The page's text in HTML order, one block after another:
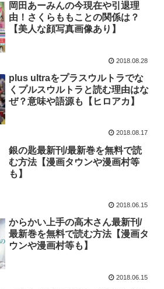
岡田あーみんの今現在や引退理
由！さくらももことの関係は？
【美人な顔写真画像あり】
2018.08.28
plus ultraをプラスウルトラでな
くプルスウルトラと読む理由はな
ぜ？意味や語源も【ヒロアカ】
2018.08.17
銀の匙最新刊/最新巻を無料で読
む方法【漫画タウンや漫画村等
も】
2018.06.15
からかい上手の高木さん最新刊/
最新巻を無料で読む方法【漫画タ
ウンや漫画村等も】
2018.06.15